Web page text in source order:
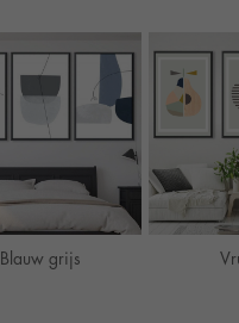
Blauw grijs